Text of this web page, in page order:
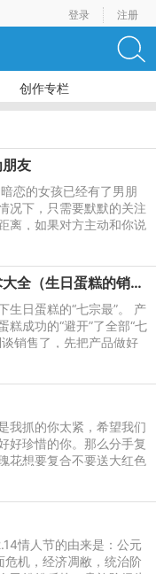
登录 注册
创作专栏
友
恋的女孩已经有了男朋
况下，只需要默默的关注
离，如果对方主动和你说
普通朋友。爱一个人不是
蛋糕店销售技巧和话术大全（生日蛋糕的销售技巧）
生日蛋糕的“七宗最”。 产
糕成功的“避开”了全部“七
销售了，先把产品做好
我抓的你太紧，希望我们
好珍惜的你。那么分手复
花想要复合不要送大红色
尴尬，建议送黄色玫瑰
情人节的由来是：公元
机，经济凋敝，统治阶